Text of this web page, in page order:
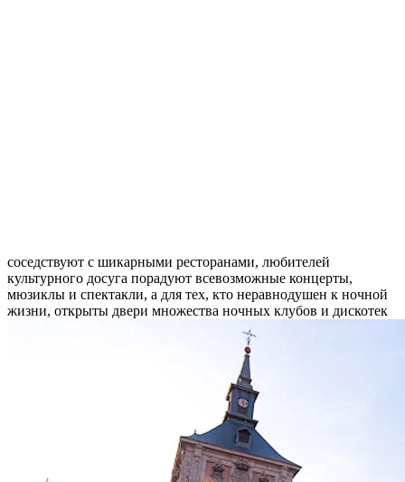
соседствуют с шикарными ресторанами, любителей
культурного досуга порадуют всевозможные концерты,
мюзиклы и спектакли, а для тех, кто неравнодушен к ночной
жизни, открыты двери множества ночных клубов и дискотек